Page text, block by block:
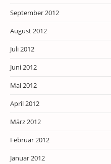
September 2012
August 2012
Juli 2012
Juni 2012
Mai 2012
April 2012
März 2012
Februar 2012
Januar 2012